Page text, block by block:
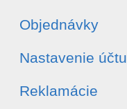
Objednávky
Nastavenie účtu
Reklamácie